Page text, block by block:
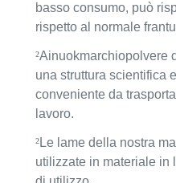
Peso ((kg) 350
Dimensione ((m)
basso consumo, può
rispetto al normale
²Ainuokmarchiopolvere
una struttura scientifica
conveniente da
lavoro.
²Le lame della nostra
utilizzate in materiale in